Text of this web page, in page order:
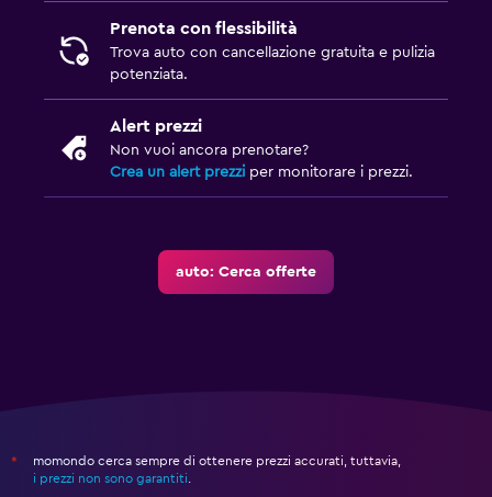
Prenota con flessibilità
Trova auto con cancellazione gratuita e pulizia
potenziata.
Alert prezzi
Non vuoi ancora prenotare?
Crea un alert prezzi per monitorare i prezzi.
auto: Cerca offerte
*
momondo cerca sempre di ottenere prezzi accurati, tuttavia,
i prezzi non sono garantiti.